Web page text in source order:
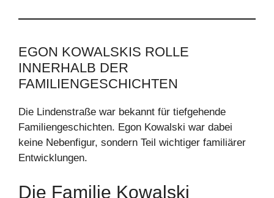
EGON KOWALSKIS ROLLE
INNERHALB DER
FAMILIENGESCHICHTEN
Die Lindenstraße war bekannt für tiefgehende
Familiengeschichten. Egon Kowalski war dabei
keine Nebenfigur, sondern Teil wichtiger familiärer
Entwicklungen.
Die Familie Kowalski